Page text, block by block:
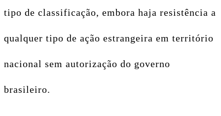
tipo de classificação, embora haja resistência a
qualquer tipo de ação estrangeira em território
nacional sem autorização do governo
brasileiro.